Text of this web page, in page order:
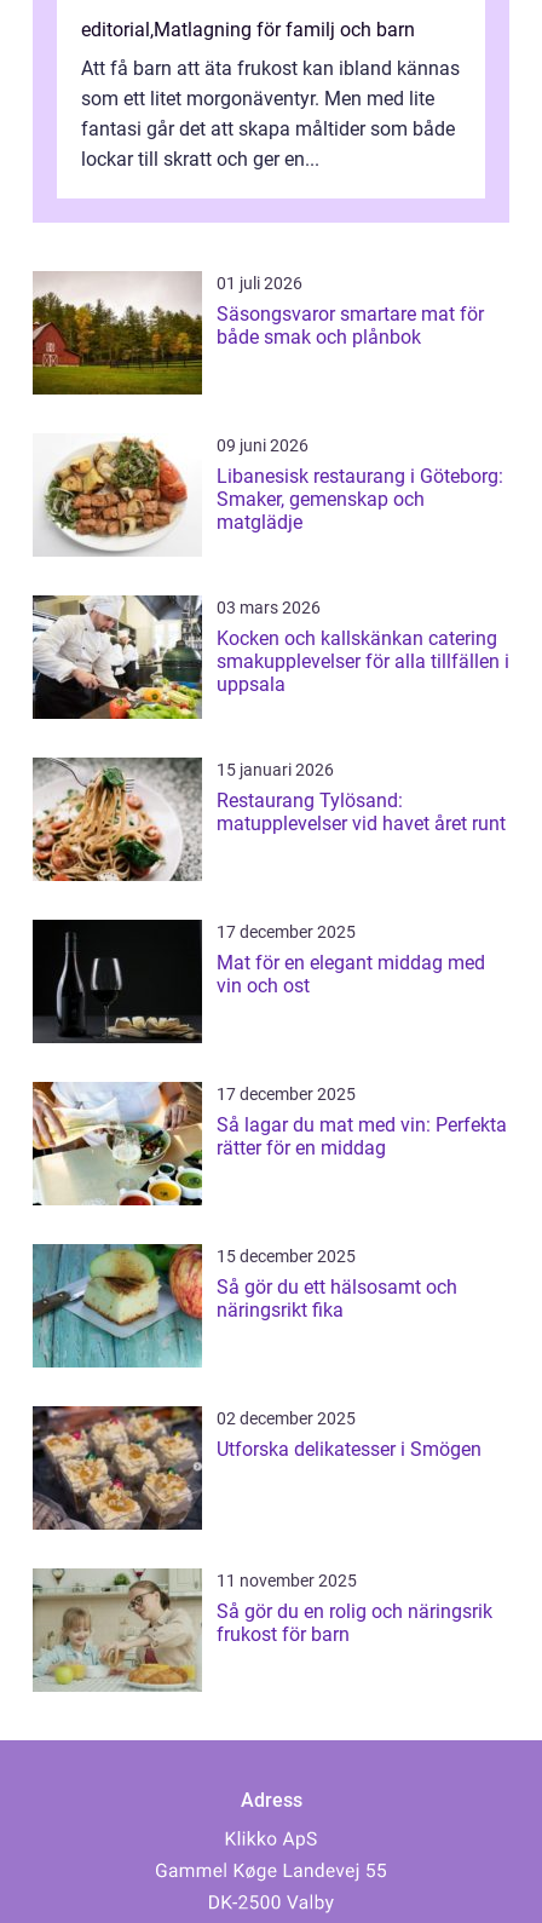
editorial,Matlagning för familj och barn
Att få barn att äta frukost kan ibland kännas
som ett litet morgonäventyr. Men med lite
fantasi går det att skapa måltider som både
lockar till skratt och ger en...
01 juli 2026
Säsongsvaror smartare mat för
både smak och plånbok
09 juni 2026
Libanesisk restaurang i Göteborg:
Smaker, gemenskap och
matglädje
03 mars 2026
Kocken och kallskänkan catering
smakupplevelser för alla tillfällen i
uppsala
15 januari 2026
Restaurang Tylösand:
matupplevelser vid havet året runt
17 december 2025
Mat för en elegant middag med
vin och ost
17 december 2025
Så lagar du mat med vin: Perfekta
rätter för en middag
15 december 2025
Så gör du ett hälsosamt och
näringsrikt fika
02 december 2025
Utforska delikatesser i Smögen
11 november 2025
Så gör du en rolig och näringsrik
frukost för barn
Adress